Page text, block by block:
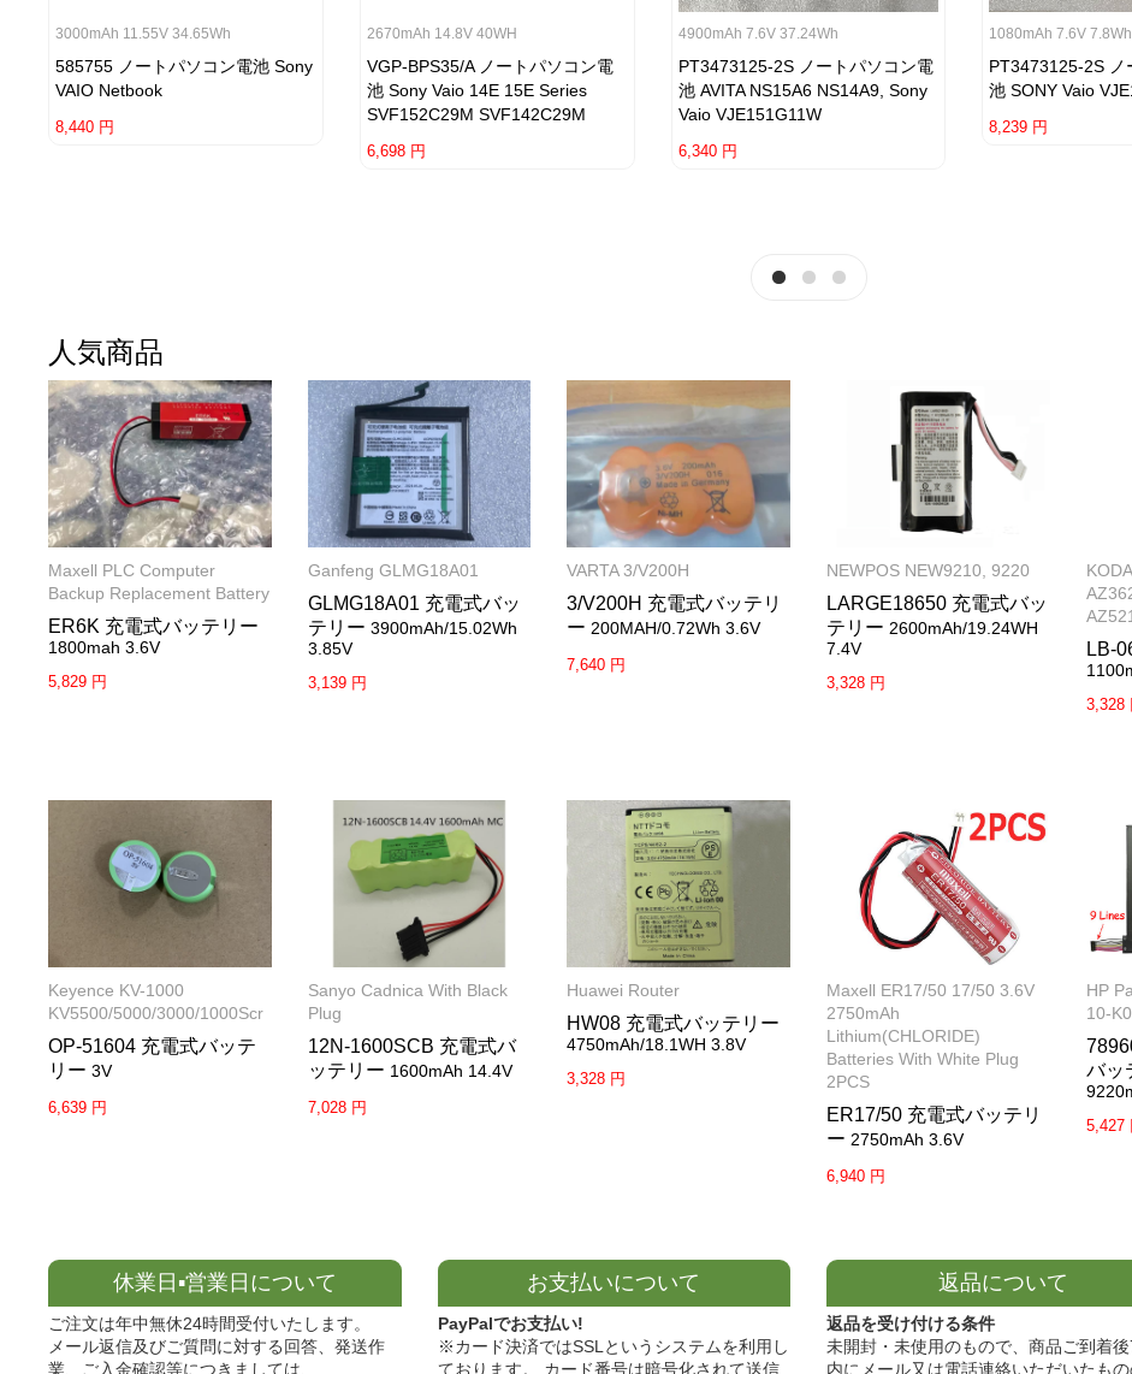
3000mAh 11.55V 34.65Wh
585755 ノートパソコン電池 Sony
VAIO Netbook
8,440 円
2670mAh 14.8V 40WH
VGP-BPS35/A ノートパソコン電
池 Sony Vaio 14E 15E Series
SVF152C29M SVF142C29M
6,698 円
4900mAh 7.6V 37.24Wh
PT3473125-2S ノートパソコン電
池 AVITA NS15A6 NS14A9, Sony
Vaio VJE151G11W
6,340 円
1080mAh 7.6V 7.8Wh
PT3473125-2S ノ
池 SONY Vaio
8,239 円
人気商品
Maxell PLC Computer
Backup Replacement Battery
ER6K 充電式バッテリー
1800mah 3.6V
5,829 円
Ganfeng GLMG18A01
GLMG18A01 充電式バッ
テリー 3900mAh/15.02Wh
3.85V
3,139 円
VARTA 3/V200H
3/V200H 充電式バッテリ
ー 200MAH/0.72Wh 3.6V
7,640 円
NEWPOS NEW9210, 9220
LARGE18650 充電式バッ
テリー 2600mAh/19.24WH
7.4V
3,328 円
LB-
3,328
Keyence KV-1000
KV5500/5000/3000/1000Scr
OP-51604 充電式バッテ
リー 3V
6,639 円
Sanyo Cadnica With Black
Plug
12N-1600SCB 充電式バ
ッテリー 1600mAh 14.4V
7,028 円
Huawei Router
HW08 充電式バッテリー
4750mAh/18.1WH 3.8V
3,328 円
Maxell ER17/50 17/50 3.6V
2750mAh
Lithium(CHLORIDE)
Batteries With White Plug
2PCS
ER17/50 充電式バッテリ
ー 2750mAh 3.6V
6,940 円
HP
10-
バッ
5,427
休業日▪営業日について
ご注文は年中無休24時間受付いたします。
メール返信及びご質問に対する回答、発送作
業、ご入金確認等につきましては、
お支払いについて
PayPalでお支払い!
※カード決済ではSSLというシステムを利用し
ております。 カード番号は暗号化されて送信
返品について
返品を受け付ける条件
未開封・未使用のもので、商品ご到着
内にメール又は電話連絡いただいたも